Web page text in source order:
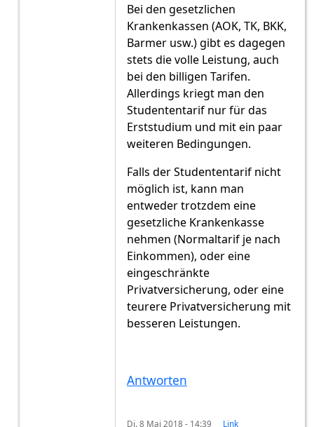
Bei den gesetzlichen
Krankenkassen (AOK, TK, BKK,
Barmer usw.) gibt es dagegen
stets die volle Leistung, auch
bei den billigen Tarifen.
Allerdings kriegt man den
Studententarif nur für das
Erststudium und mit ein paar
weiteren Bedingungen.
Falls der Studententarif nicht
möglich ist, kann man
entweder trotzdem eine
gesetzliche Krankenkasse
nehmen (Normaltarif je nach
Einkommen), oder eine
eingeschränkte
Privatversicherung, oder eine
teurere Privatversicherung mit
besseren Leistungen.
Antworten
Di. 8 Mai 2018 - 14:39 Link